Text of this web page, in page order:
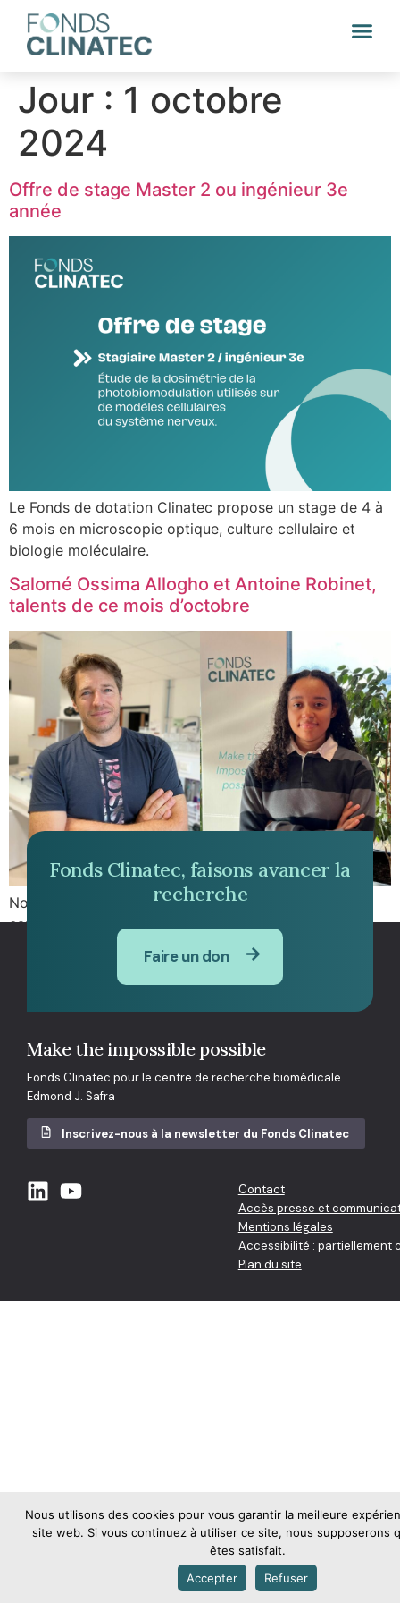
Jour : 1 octobre
2024
Offre de stage Master 2 ou ingénieur 3e
année
Le Fonds de dotation Clinatec propose un stage de 4 à
6 mois en microscopie optique, culture cellulaire et
biologie moléculaire.
Salomé Ossima Allogho et Antoine Robinet,
talents de ce mois d’octobre
Nous vous présentons Salomé, alternante en BUT
carrières juridiques et Antoine, ingénieur électronicien.
Fonds Clinatec, faisons avancer la
recherche
Faire un don
Make the impossible possible
Fonds Clinatec pour le centre de recherche biomédicale
Edmond J. Safra
Inscrivez-nous à la newsletter du Fonds Clinatec
Contact
Accès presse et
Mentions légales
Accessibilité : partiellement
Plan du site
Nous utilisons des cookies pour vous garantir la meilleure
site web. Si vous continuez à utiliser ce site, nous supposerons
êtes satisfait.
Accepter
Refuser